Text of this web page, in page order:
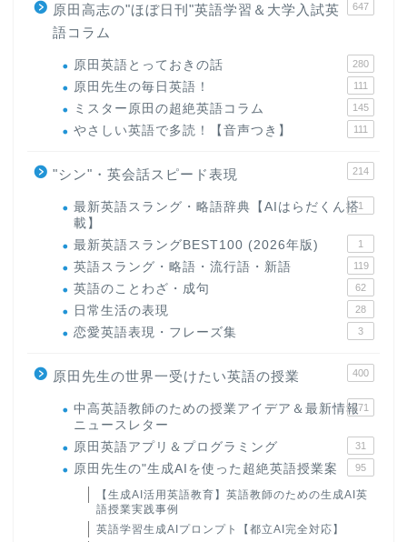
原田高志の"ほぼ日刊"英語学習＆大学入試英
語コラム
647
原田英語とっておきの話 280
原田先生の毎日英語！ 111
ミスター原田の超絶英語コラム 145
やさしい英語で多読！【音声つき】 111
"シン"・英会話スピード表現 214
最新英語スラング・略語辞典【AIはらだくん搭
載】
1
最新英語スラングBEST100 (2026年版) 1
英語スラング・略語・流行語・新語 119
英語のことわざ・成句 62
日常生活の表現 28
恋愛英語表現・フレーズ集 3
原田先生の世界一受けたい英語の授業 400
中高英語教師のための授業アイデア＆最新情報
ニュースレター
171
原田英語アプリ＆プログラミング 31
原田先生の"生成AIを使った超絶英語授業案 95
【生成AI活用英語教育】英語教師のための生成AI英
語授業実践事例
英語学習生成AIプロンプト【都立AI完全対応】